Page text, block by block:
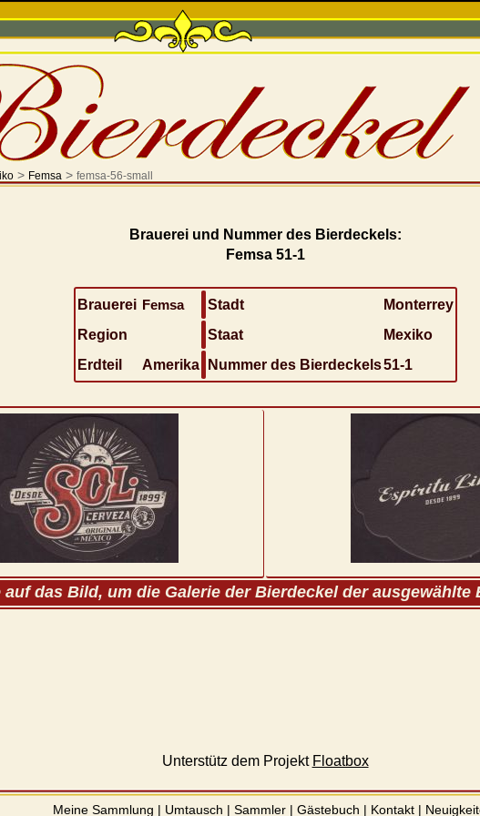
> Femsa> femsa-56-small
Brauerei und Nummer des Bierdeckels:
Femsa 51-1
Brauerei Femsa Stadt
Monterrey
Region
Staat
Mexiko
Erdteil
Amerika Nummer des Bierdeckels51-1
das Bild, um die Galerie der Bierdeckel der ausgewählte
Unterstütz dem Projekt Floatbox
Meine Sammlung | Umtausch | Sammler| Gästebuch | Kontakt|